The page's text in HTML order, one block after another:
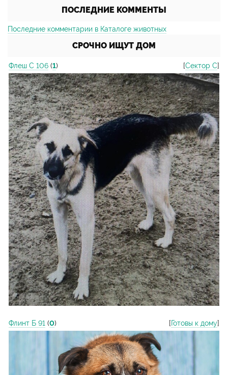
ПОСЛЕДНИЕ КОММЕНТЫ
Последние комментарии в Каталоге животных
СРОЧНО ИЩУТ ДОМ
Флеш С 106 (1) [Сектор С]
Флинт Б 91 (0) [Готовы к дому]